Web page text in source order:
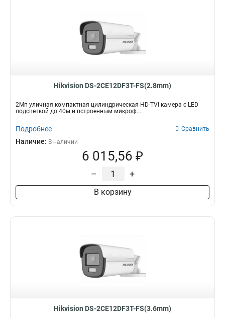
Hikvision DS-2CE12DF3T-FS(2.8mm)
2Мп уличная компактная цилиндрическая HD-TVI камера с LED
подсветкой до 40м и встроенным микроф...
Подробнее Сравнить
Наличие: В наличии
6 015,56 ₽
– +
В корзину
Hikvision DS-2CE12DF3T-FS(3.6mm)